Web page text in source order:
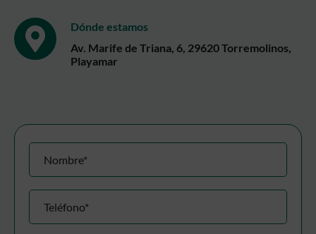
Dónde estamos
Av. Marife de Triana, 6, 29620 Torremolinos,
Playamar